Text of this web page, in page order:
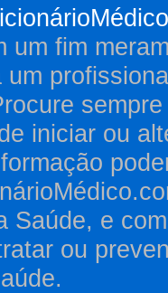
um fim
iniciar ou
Saúde, e
ou